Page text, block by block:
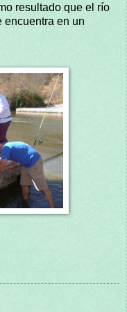
resultado que el río
encuentra en un